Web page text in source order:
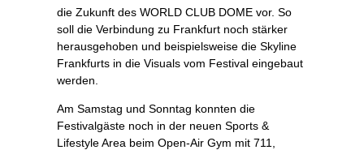
die Zukunft des WORLD CLUB DOME vor. So
soll die Verbindung zu Frankfurt noch stärker
herausgehoben und beispielsweise die Skyline
Frankfurts in die Visuals vom Festival eingebaut
werden.
Am Samstag und Sonntag konnten die
Festivalgäste noch in der neuen Sports &
Lifestyle Area beim Open‑Air Gym mit 711,